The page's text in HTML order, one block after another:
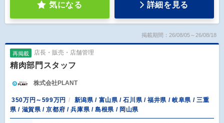
気になる 詳細を見る
掲載期間：26/08/05～26/08/18
再掲載 店長・販売・店舗管理
精肉部門スタッフ
株式会社PLANT
350万円～599万円
新潟県 / 富山県 / 石川県 / 福井県 / 岐阜県 / 三重
県 / 滋賀県 / 京都府 / 兵庫県 / 島根県 / 岡山県